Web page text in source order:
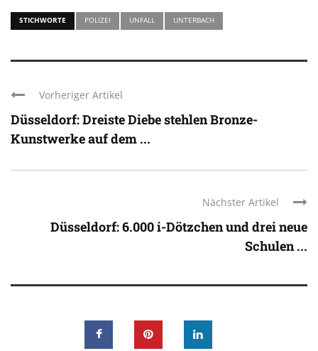
STICHWORTE POLIZEI UNFALL UNTERBACH
Vorheriger Artikel
Düsseldorf: Dreiste Diebe stehlen Bronze-
Kunstwerke auf dem ...
Nächster Artikel
Düsseldorf: 6.000 i-Dötzchen und drei neue
Schulen ...